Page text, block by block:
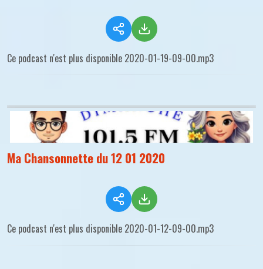
Ce podcast n'est plus disponible 2020-01-19-09-00.mp3
Ma Chansonnette du 12 01 2020
Ce podcast n'est plus disponible 2020-01-12-09-00.mp3